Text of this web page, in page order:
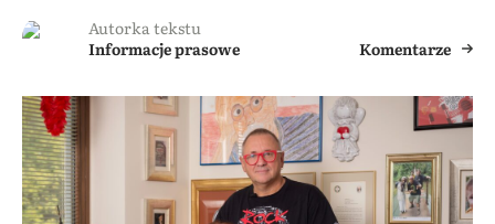
Autorka tekstu
Informacje prasowe
Komentarze